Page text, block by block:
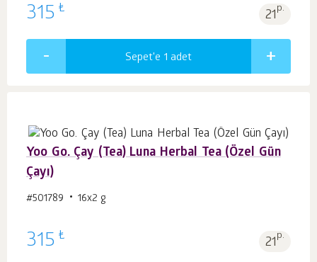
315 ₺ 21p.
Sepet'e 1 adet
Yoo Go. Çay (Tea) Luna Herbal Tea (Özel Gün
Çayı)
#501789 16х2 g
315 ₺ 21p.